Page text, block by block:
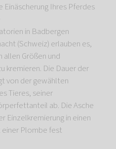
Einäscherung Ihres Pferdes
in Badbergen
(Schweiz) erlauben es,
allen Größen und
kremieren. Die Dauer der
von der gewählten
Tieres, seiner
ab. Die Asche
Einzelkremierung in einen
Plombe fest